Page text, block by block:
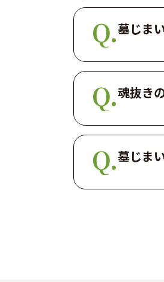
墓じま
魂抜き
墓じま